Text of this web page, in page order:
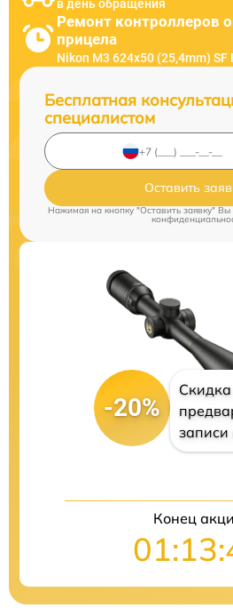
в день обращения
Ремонт контроллеров
прицела
Nikon M3 624x50 (25,4mm) SF
Бесплатная
специалистом
Оставить
Нажимая на кнопку "Оставить заявку"
-20%
записи
Конец